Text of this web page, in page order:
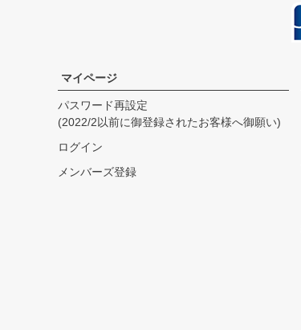
USL
75.0cm
マイページ
パスワード再設定
(2022/2以前に御登録されたお客様へ御願い)
ログイン
メンバーズ登録